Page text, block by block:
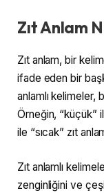
Zıt Anlam
Zıt anlam, bir
ifade eden bir
anlamlı kelimeler,
Örneğin, “küçük”
ile “sıcak” zıt
Zıt anlamlı
zenginliğini ve